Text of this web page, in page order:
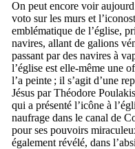
On peut encore voir
voto sur les murs et
emblématique de l’église,
navires, allant de galions
passant par des navires à
l’église est elle-même une
l’a peinte ; il s’agit d’une
Jésus par Théodore
qui a présenté l’icône à
naufrage dans le canal de
pour ses pouvoirs
également révélé, dans